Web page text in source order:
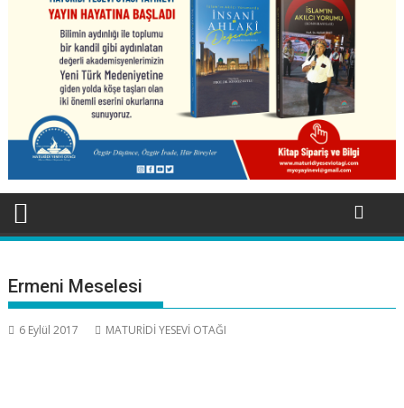
Ermeni Meselesi
6 Eylül 2017 MATURİDİ YESEVİ OTAĞI